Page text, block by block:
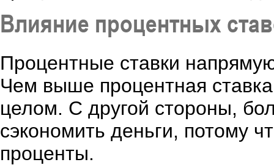
Влияние процентных
Процентные ставки
Чем выше процентная
целом. С другой стороны,
сэкономить деньги, потому
проценты.